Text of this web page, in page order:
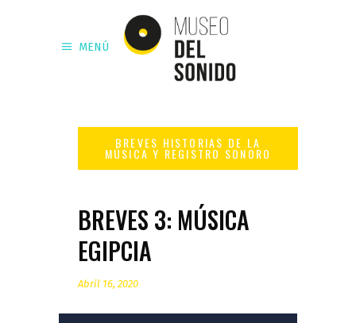
MENÚ
BREVES 3: MÚSICA
EGIPCIA
Abril 16, 2020